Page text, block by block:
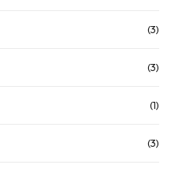
(3)
(3)
(1)
(3)